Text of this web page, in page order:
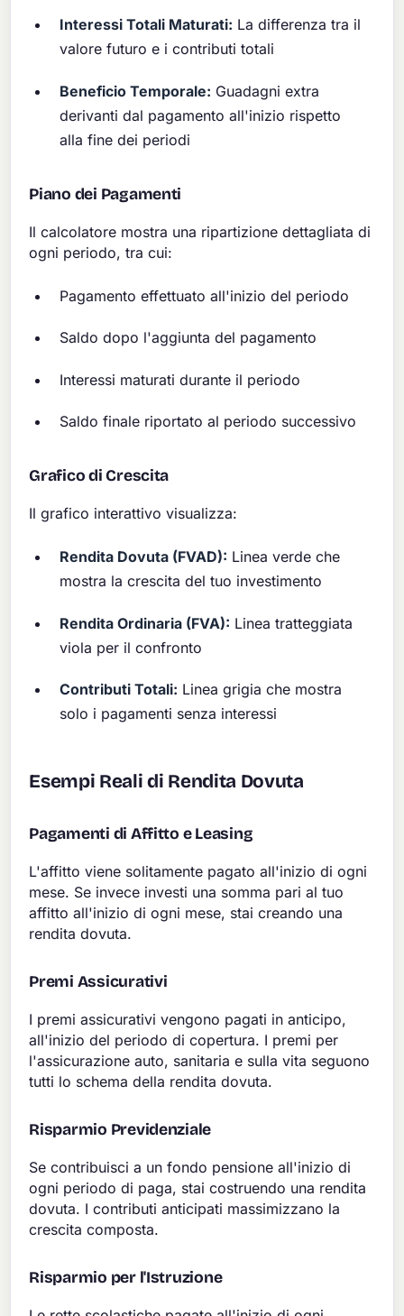
Interessi Totali Maturati: La differenza tra il
valore futuro e i contributi totali
Beneficio Temporale: Guadagni extra
derivanti dal pagamento all'inizio rispetto
alla fine dei periodi
Piano dei Pagamenti
Il calcolatore mostra una ripartizione dettagliata di
ogni periodo, tra cui:
Pagamento effettuato all'inizio del periodo
Saldo dopo l'aggiunta del pagamento
Interessi maturati durante il periodo
Saldo finale riportato al periodo successivo
Grafico di Crescita
Il grafico interattivo visualizza:
Rendita Dovuta (FVAD): Linea verde che
mostra la crescita del tuo investimento
Rendita Ordinaria (FVA): Linea tratteggiata
viola per il confronto
Contributi Totali: Linea grigia che mostra
solo i pagamenti senza interessi
Esempi Reali di Rendita Dovuta
Pagamenti di Affitto e Leasing
L'affitto viene solitamente pagato all'inizio di ogni
mese. Se invece investi una somma pari al tuo
affitto all'inizio di ogni mese, stai creando una
rendita dovuta.
Premi Assicurativi
I premi assicurativi vengono pagati in anticipo,
all'inizio del periodo di copertura. I premi per
l'assicurazione auto, sanitaria e sulla vita seguono
tutti lo schema della rendita dovuta.
Risparmio Previdenziale
Se contribuisci a un fondo pensione all'inizio di
ogni periodo di paga, stai costruendo una rendita
dovuta. I contributi anticipati massimizzano la
crescita composta.
Risparmio per l'Istruzione